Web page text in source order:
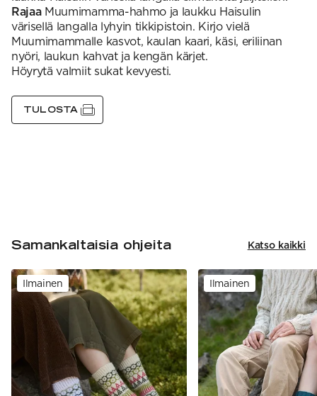
RajaaMuumimamma-hahmo ja laukku Haisulin
värisellä langalla lyhyin tikkipistoin. Kirjo vielä
Muumimammalle kasvot, kaulan kaari, käsi, eriliinan
nyöri, laukun kahvat ja kengän kärjet.
Höyrytä valmiit sukat kevyesti.
TULOSTA
Samankaltaisia ohjeita Katso kaikki
Ilmainen Ilmainen